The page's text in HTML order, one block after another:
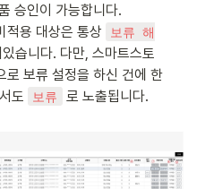
승인이 가능합니다.
적용 대상은 통상
보류 해
습니다. 다만, 스마트스토
로 보류 설정을 하신 건에 한
도
보류 로 노출됩니다.